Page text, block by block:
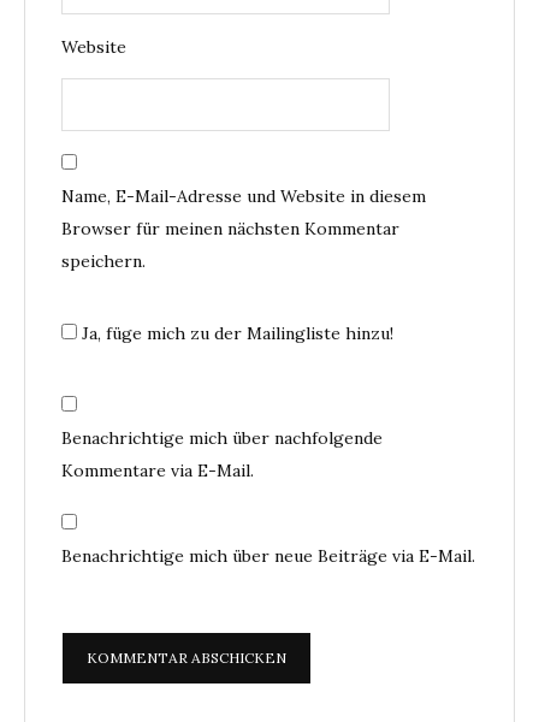
Website
Name, E-Mail-Adresse und Website in diesem
Browser für meinen nächsten Kommentar
speichern.
Ja, füge mich zu der Mailingliste hinzu!
Benachrichtige mich über nachfolgende
Kommentare via E-Mail.
Benachrichtige mich über neue Beiträge via E-Mail.